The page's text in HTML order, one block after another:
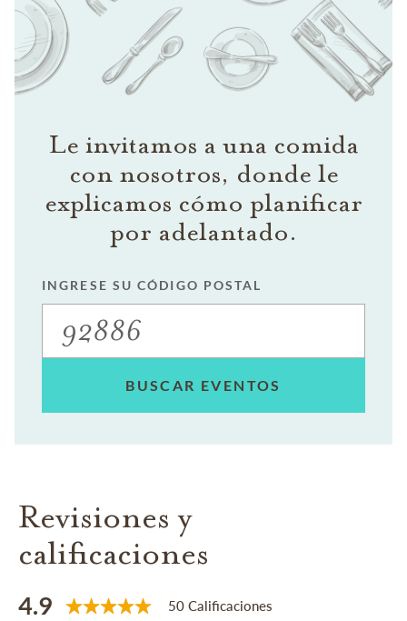
Le invitamos a una comida
con nosotros, donde le
explicamos cómo planificar
por adelantado.
INGRESE SU CÓDIGO POSTAL
BUSCAR EVENTOS
Revisiones y
calificaciones
4.9 50 Calificaciones